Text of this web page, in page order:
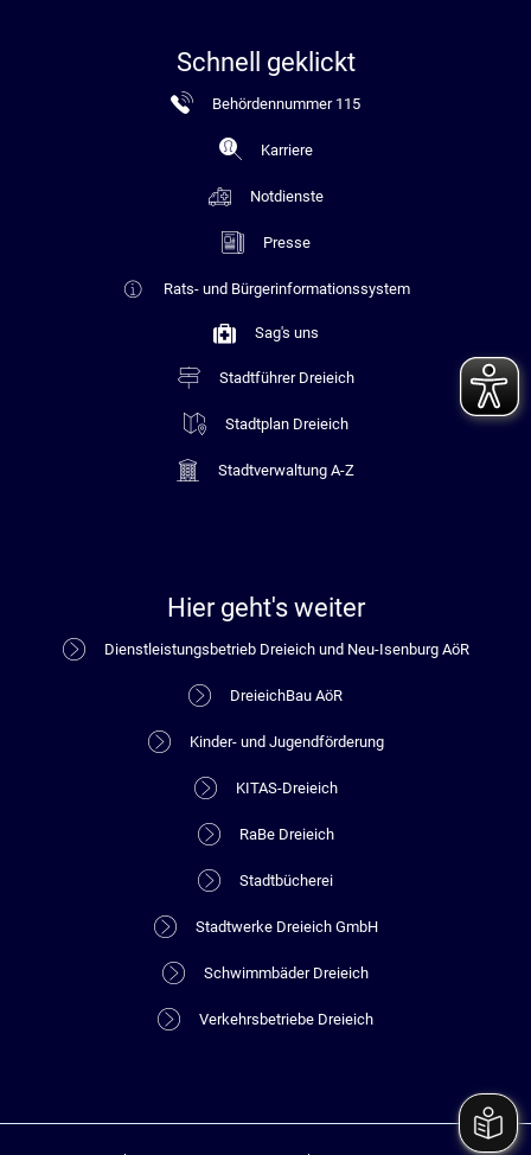
Schnell geklickt
Behördennummer 115
Karriere
Notdienste
Presse
Rats- und Bürgerinformationssystem
Sag's uns
Stadtführer Dreieich
Stadtplan Dreieich
Stadtverwaltung A-Z
Hier geht's weiter
Dienstleistungsbetrieb Dreieich und Neu-Isenburg AöR
DreieichBau AöR
Kinder- und Jugendförderung
KITAS-Dreieich
RaBe Dreieich
Stadtbücherei
Stadtwerke Dreieich GmbH
Schwimmbäder Dreieich
Verkehrsbetriebe Dreieich